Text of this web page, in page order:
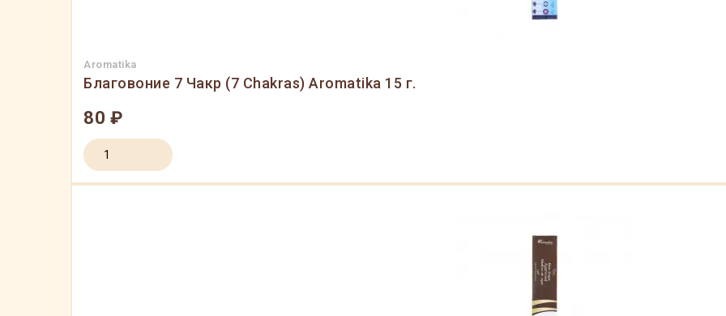
Aromatika
Благовоние 7 Чакр (7 Chakras) Aromatika 15 г.
80 ₽